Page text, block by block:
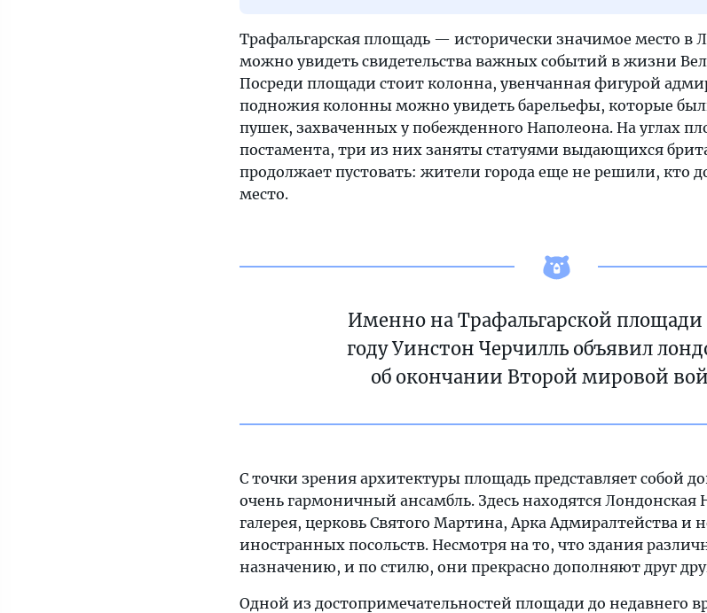
Трафальгарская площадь — исторически значимое место в
можно увидеть свидетельства важных событий в жизни
Посреди площади стоит колонна, увенчанная фигурой
подножия колонны можно увидеть барельефы, которые
пушек, захваченных у побежденного Наполеона. На углах
постамента, три из них заняты статуями выдающихся
продолжает пустовать: жители города еще не решили, кто
место.
Именно на Трафальгарской площади
году Уинстон Черчилль объявил
об окончании Второй мировой
С точки зрения архитектуры площадь представляет собой
очень гармоничный ансамбль. Здесь находятся Лондонская
галерея, церковь Святого Мартина, Арка Адмиралтейства и
иностранных посольств. Несмотря на то, что здания
назначению, и по стилю, они прекрасно дополняют друг
Одной из достопримечательностей площади до недавнего